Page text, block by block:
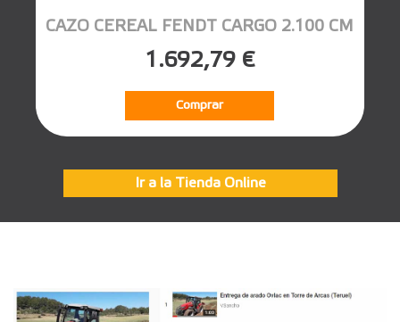
CAZO CEREAL FENDT CARGO 2.100 CM
1.692,79 €
Comprar
Ir a la Tienda Online